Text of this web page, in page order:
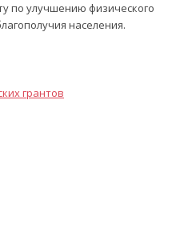
по улучшению физического
населения.
грантов